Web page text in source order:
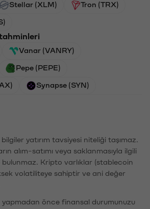
Stellar (XLM) Tron (TRX)
Vanar (VANRY)
Pepe (PEPE)
Synapse (SYN)
yatırım tavsiyesi niteliği taşımaz.
alım-satımı veya saklanmasıyla ilgili
Kripto varlıklar (stablecoin
volatiliteye sahiptir ve ani değer
yapmadan önce finansal durumunuzu